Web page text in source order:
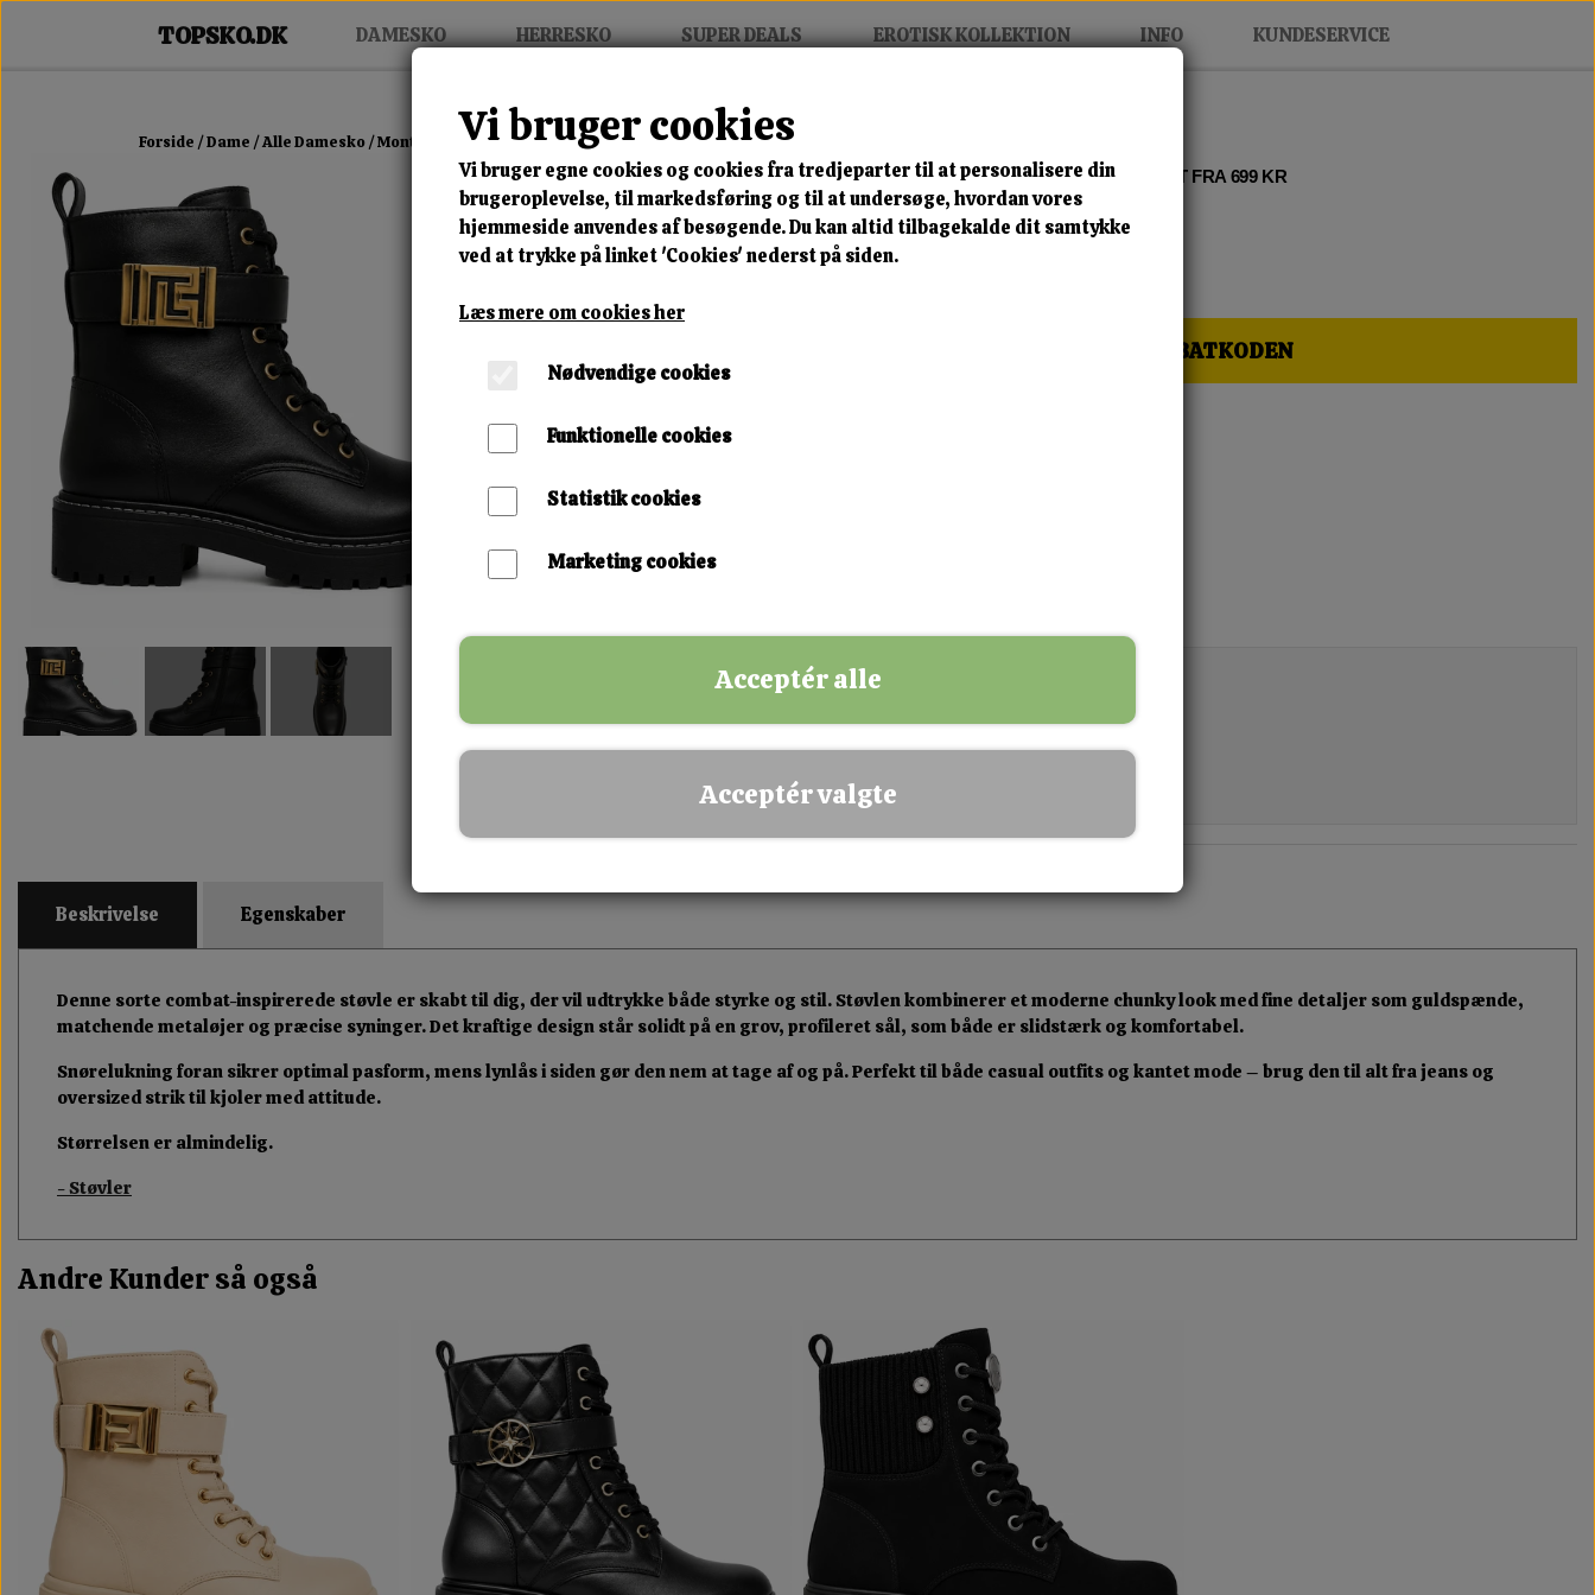
DAMESKO HERRESKO SUPER DEALS EROTISK KOLLEKTION INFO KUNDESERVICE
Forside Dame Alle Damesko Montera Icon Boot
MIX FRIT • KØB 3 BETAL FOR 2 • FRI FRAGT FRA 699 KR
Montera Icon Boot
🎁 SPAR 10 % – KLIK HER OG FÅ RABATKODEN
350,00 kr.
36 37
✅ Fysisk butik i Esbjerg
✅ Sikker betaling
Beskrivelse Egenskaber
Denne sorte combat-inspirerede støvle er skabt til dig, der vil udtrykke både styrke og stil. Støvlen kombinerer et moderne chunky look med fine detaljer som guldspænde,
matchende metaløjer og præcise syninger. Det kraftige design står solidt på en grov, profileret sål, som både er slidstærk og komfortabel.
Snørelukning foran sikrer optimal pasform, mens lynlås i siden gør den nem at tage af og på. Perfekt til både casual outfits og kantet mode – brug den til alt fra jeans og
oversized strik til kjoler med attitude.
Størrelsen er almindelig.
- Støvler
Andre Kunder så også
Vi bruger cookies
Vi bruger egne cookies og cookies fra tredjeparter til at personalisere din
brugeroplevelse, til markedsføring og til at undersøge, hvordan vores
hjemmeside anvendes af besøgende. Du kan altid tilbagekalde dit samtykke
ved at trykke på linket 'Cookies' nederst på siden.
Læs mere om cookies her
Nødvendige cookies
Funktionelle cookies
Statistik cookies
Marketing cookies
Acceptér alle
Acceptér valgte